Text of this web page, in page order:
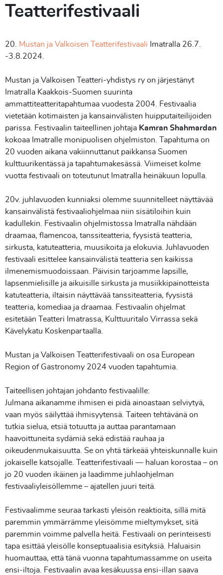
Teatterifestivaali
20. Mustan ja Valkoisen Teatterifestivaali Imatralla 26.7.
-3.8.2024.
Mustan ja Valkoisen Teatteri-yhdistys ry on järjestänyt
Imatralla Kaakkois-Suomen suurinta
ammattiteatteritapahtumaa vuodesta 2004. Festivaalia
vietetään kotimaisten ja kansainvälisten huipputaiteilijoiden
parissa. Festivaalin taiteellinen johtaja Kamran Shahmardan
kokoaa Imatralle monipuolisen ohjelmiston. Tapahtuma on
20 vuoden aikana vakiinnuttanut paikkansa Suomen
kulttuurikentässä ja tapahtumakesässä. Viimeiset kolme
vuotta festivaali on toteutunut Imatralla heinäkuun lopulla.
20v. juhlavuoden kunniaksi olemme suunnitelleet näyttävää
kansainvälistä festivaaliohjelmaa niin sisätiloihin kuin
kadullekin. Festivaalin ohjelmistossa Imatralla nähdään
draamaa, flamencoa, tanssiteatteria, fyysistä teatteria,
sirkusta, katuteatteria, muusikoita ja elokuvia. Juhlavuoden
festivaali esittelee kansainvälistä teatteria sen kaikissa
ilmenemismuodoissaan. Päivisin tarjoamme lapsille,
lapsenmielisille ja aikuisille sirkusta ja musiikkipainotteista
katuteatteria, iltaisin näyttävää tanssiteatteria, fyysistä
teatteria, komediaa ja draamaa. Festivaalin ohjelmat
esitetään Teatteri Imatrassa, Kulttuuritalo Virrassa sekä
Kävelykatu Koskenpartaalla.
Mustan ja Valkoisen Teatterifestivaali on osa European
Region of Gastronomy 2024 vuoden tapahtumia.
Taiteellisen johtajan johdanto festivaalille:
Julmana aikanamme ihmisen ei pidä ainoastaan selviytyä,
vaan myös säilyttää ihmisyytensä. Taiteen tehtävänä on
tutkia sielua, etsiä totuutta ja auttaa parantamaan
haavoittuneita sydämiä sekä edistää rauhaa ja
oikeudenmukaisuutta. Se on yhtä tärkeää yhteiskunnalle kuin
jokaiselle katsojalle. Teatterifestivaali — haluan korostaa – on
jo 20 vuoden ikäinen ja laadimme juhlaohjelman
festivaaliyleisöllemme – ajatellen juuri teitä.
Festivaalimme seuraa tarkasti yleisön reaktioita, sillä mitä
paremmin ymmärrämme yleisömme mieltymykset, sitä
paremmin voimme palvella heitä. Festivaali on perinteisesti
tapa esittää yleisölle konseptuaalisia esityksiä. Haluaisin
huomauttaa, että tänä vuonna tapahtumassamme on useita
ensi-iltoja. Festivaalin avaa kesäkuussa ensi-illan saava